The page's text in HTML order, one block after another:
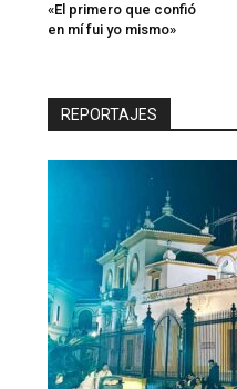
«El primero que confió
en mí fui yo mismo»
REPORTAJES